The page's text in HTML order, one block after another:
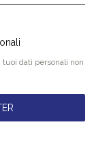
tuoi dati personali non